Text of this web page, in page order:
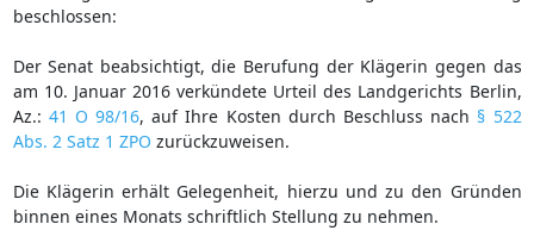
beschlossen:
Der Senat beabsichtigt, die Berufung der Klägerin gegen das
am 10. Januar 2016 verkündete Urteil des Landgerichts Berlin,
Az.: 41 O 98/16, auf Ihre Kosten durch Beschluss nach § 522
Abs. 2 Satz 1 ZPO zurückzuweisen.
Die Klägerin erhält Gelegenheit, hierzu und zu den Gründen
binnen eines Monats schriftlich Stellung zu nehmen.